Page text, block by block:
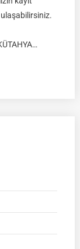
ulaşabilirsiniz.